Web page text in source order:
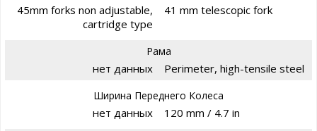
45mm forks non adjustable,
cartridge type
41 mm telescopic fork
Рама
нет данных Perimeter, high-tensile steel
Ширина Переднего Колеса
нет данных 120 mm / 4.7 in